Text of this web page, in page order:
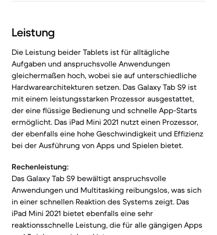
Leistung
Die Leistung beider Tablets ist für alltägliche
Aufgaben und anspruchsvolle Anwendungen
gleichermaßen hoch, wobei sie auf unterschiedliche
Hardwarearchitekturen setzen. Das Galaxy Tab S9 ist
mit einem leistungsstarken Prozessor ausgestattet,
der eine flüssige Bedienung und schnelle App-Starts
ermöglicht. Das iPad Mini 2021 nutzt einen Prozessor,
der ebenfalls eine hohe Geschwindigkeit und Effizienz
bei der Ausführung von Apps und Spielen bietet.
Rechenleistung:
Das Galaxy Tab S9 bewältigt anspruchsvolle
Anwendungen und Multitasking reibungslos, was sich
in einer schnellen Reaktion des Systems zeigt. Das
iPad Mini 2021 bietet ebenfalls eine sehr
reaktionsschnelle Leistung, die für alle gängigen Apps